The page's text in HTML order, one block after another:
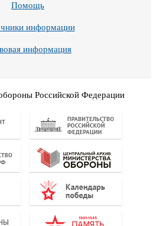
Помощь
информации
информация
Российской Федерации